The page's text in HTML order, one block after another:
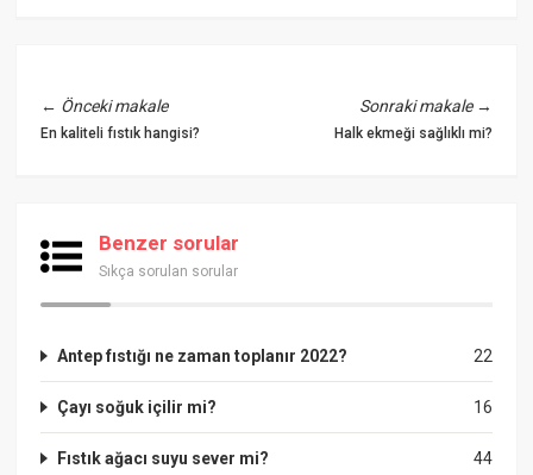
← Önceki makale
En kaliteli fıstık hangisi?
Sonraki makale→
Halk ekmeği sağlıklı mi?
Benzer sorular
Sıkça sorulan sorular
22
Antep fıstığı ne zaman toplanır 2022?
16
Çayı soğuk içilir mi?
44
Fıstık ağacı suyu sever mi?